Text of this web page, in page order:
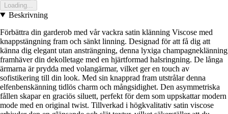
Loading...
Beskrivning
Förbättra din garderob med vår vackra satin klänning Viscose med
knappstängning fram och sänkt linning. Designad för att få dig att
känna dig elegant utan ansträngning, denna lyxiga champagneklänning
framhäver din dekolletage med en hjärtformad halsringning. De långa
ärmarna är prydda med volangärmar, vilket ger en touch av
sofistikering till din look. Med sin knapprad fram utstrålar denna
elfenbenskänning tidlös charm och mångsidighet. Den asymmetriska
fållen skapar en graciös siluett, perfekt för dem som uppskattar modern
mode med en original twist. Tillverkad i högkvalitativ satin viscose